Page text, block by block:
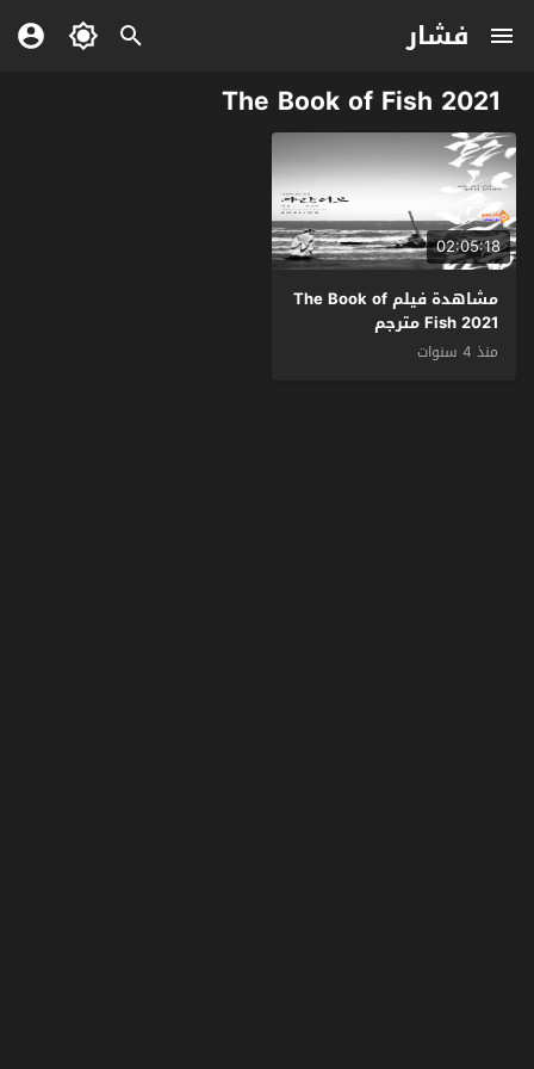
فشار
The Book of Fish 2021
02:05:18
مشاهدة فيلم The Book of
Fish 2021 مترجم
منذ 4 سنوات